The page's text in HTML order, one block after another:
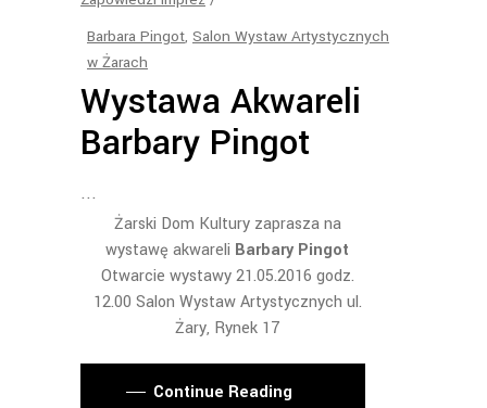
Barbara Pingot, Salon Wystaw Artystycznych
w Żarach
Wystawa Akwareli
Barbary Pingot
Żarski Dom Kultury zaprasza na
wystawę akwareli Barbary Pingot
Otwarcie wystawy 21.05.2016 godz.
12.00 Salon Wystaw Artystycznych ul.
Żary, Rynek 17
Continue Reading